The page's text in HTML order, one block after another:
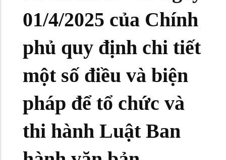
01/4/2025 của Chính
phủ quy định chi tiết
một số điều và biện
pháp để tổ chức và
thi hành Luật Ban